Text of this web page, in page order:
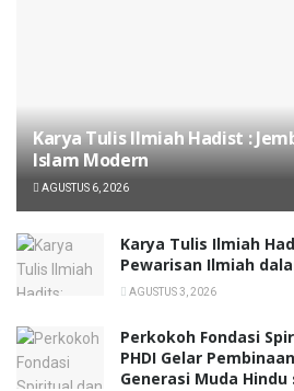
Karya Tulis Ilmiah Hadist :
Islam Modern
AGUSTUS 6, 2026
Karya Tulis Ilmiah
Pewarisan Ilmiah
AGUSTUS 3, 2026
Perkokoh Fondasi
PHDI Gelar
Generasi Muda Hindu